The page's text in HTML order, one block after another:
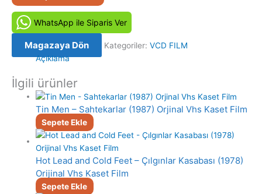
Demirer
Tek
Kişilik
Dev
Orijinal
VCD
WhatsApp ile Siparis Ver
Magazaya Dön Kategoriler: VCD FILM
Açıklama
İlgili ürünler
Tin Men – Sahtekarlar (1987) Orjinal Vhs Kaset Film
Sepete Ekle
Hot Lead and Cold Feet – Çılgınlar Kasabası (1978)
Orijinal Vhs Kaset Film
Sepete Ekle